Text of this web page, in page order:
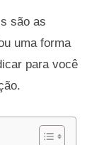
são as
uma forma
para você